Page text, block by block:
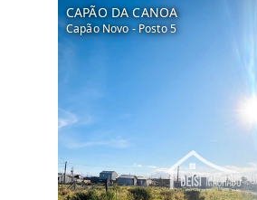
CAPÃO DA CANOA
Capão Novo - Posto 5